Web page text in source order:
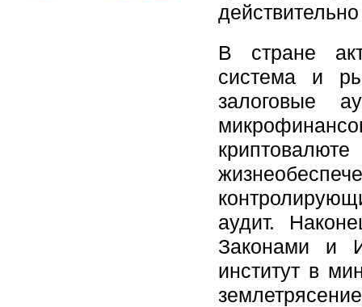
В стране
система и
залоговые
аудит.
Законами и
институт в